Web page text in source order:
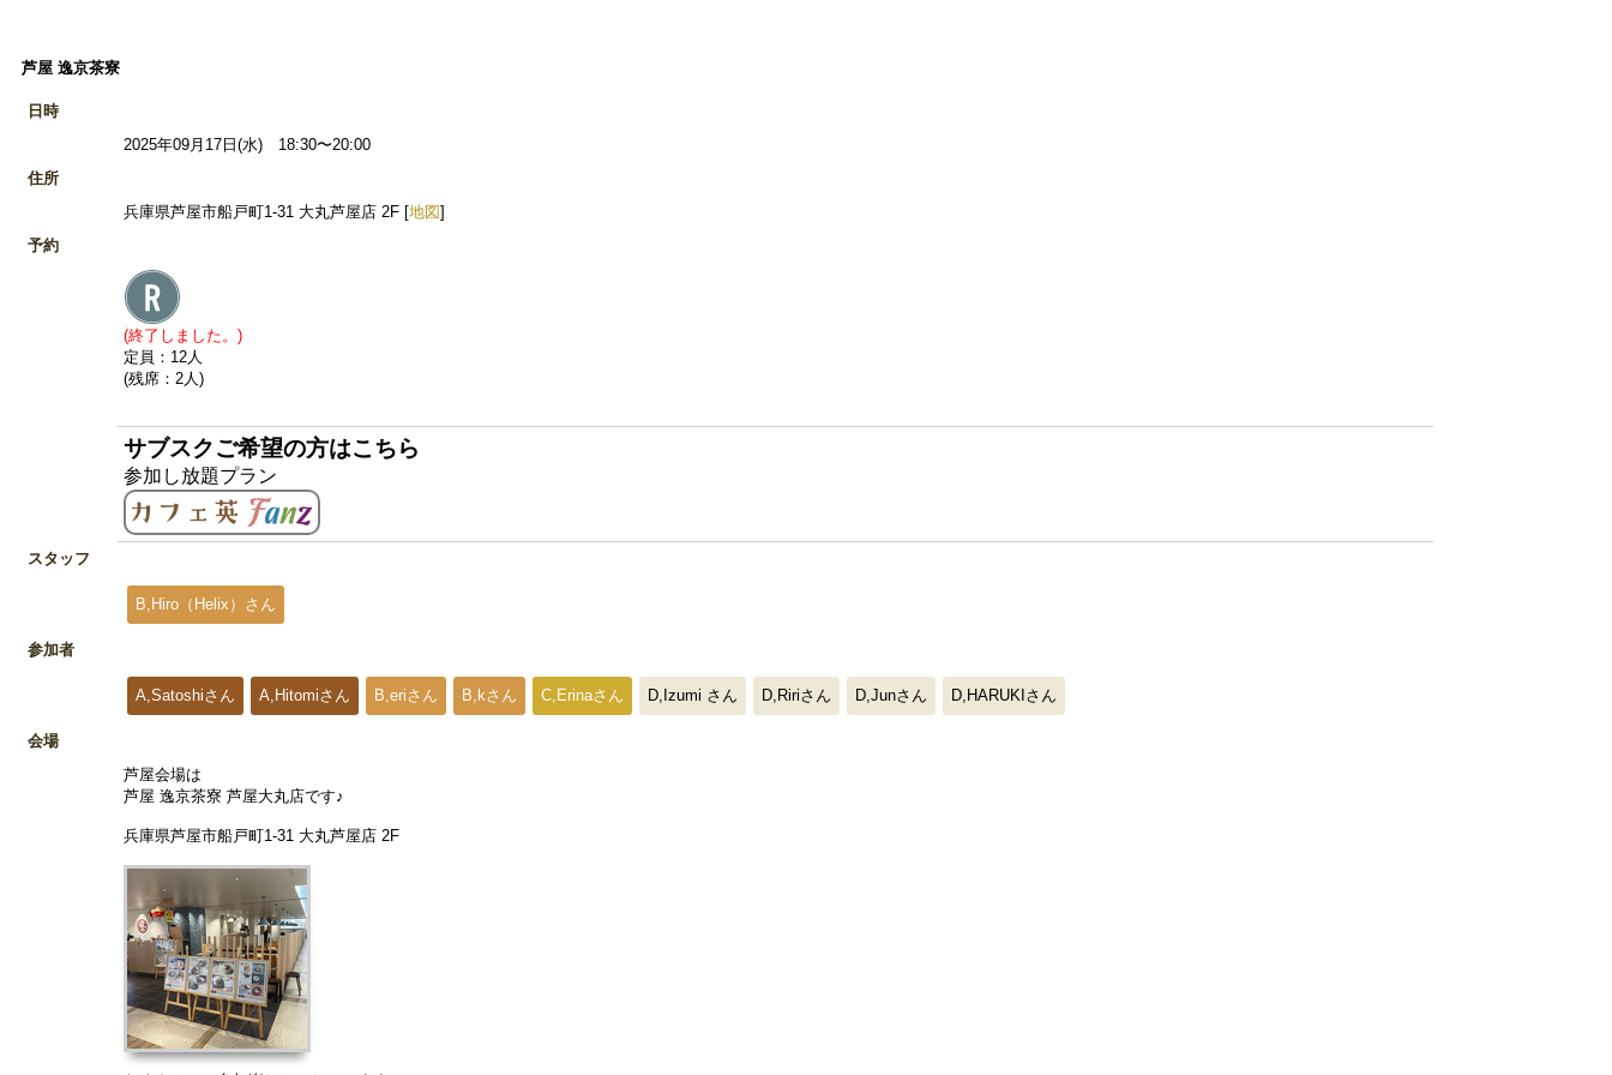
芦屋 逸京茶寮
日時
2025年09月17日(水) 18:30〜20:00
住所
兵庫県芦屋市船戸町1-31 大丸芦屋店 2F [地図]
予約
(終了しました。)
定員：12人
(残席：2人)
サブスクご希望の方はこちら
参加し放題プラン
スタッフ
B,Hiro（Helix）さん
参加者
A,Satoshiさん A,Hitomiさん B,eriさん B,kさん C,Erinaさん D,Izumi さん D,Ririさん D,Junさん D,HARUKIさん
会場
芦屋会場は
芦屋 逸京茶寮 芦屋大丸店です♪
兵庫県芦屋市船戸町1-31 大丸芦屋店 2F